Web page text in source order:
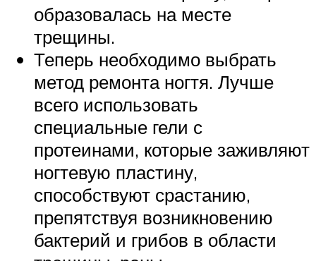
образовалась на месте
трещины.
Теперь необходимо выбрать
метод ремонта ногтя. Лучше
всего использовать
специальные гели с
протеинами, которые заживляют
ногтевую пластину,
способствуют срастанию,
препятствуя возникновению
бактерий и грибов в области